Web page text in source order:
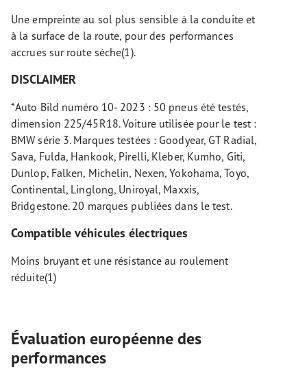
Une empreinte au sol plus sensible à la conduite et
à la surface de la route, pour des performances
accrues sur route sèche(1).
DISCLAIMER
*Auto Bild numéro 10- 2023 : 50 pneus été testés,
dimension 225/45R18. Voiture utilisée pour le test :
BMW série 3. Marques testées : Goodyear, GT Radial,
Sava, Fulda, Hankook, Pirelli, Kleber, Kumho, Giti,
Dunlop, Falken, Michelin, Nexen, Yokohama, Toyo,
Continental, Linglong, Uniroyal, Maxxis,
Bridgestone. 20 marques publiées dans le test.
Compatible véhicules électriques
Moins bruyant et une résistance au roulement
réduite(1)
Évaluation européenne des
performances